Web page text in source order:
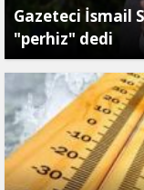
Gazeteci İsmail
"perhiz" dedi